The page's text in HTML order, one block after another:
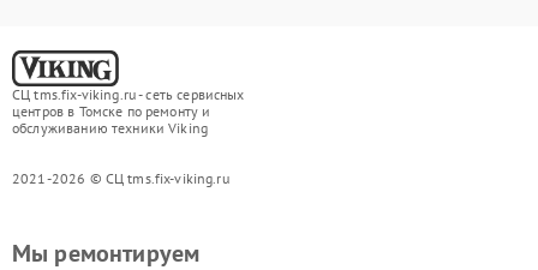
СЦ tms.fix-viking.ru - сеть сервисных
центров в Томске по ремонту и
обслуживанию техники Viking
2021-2026 © СЦ tms.fix-viking.ru
Мы ремонтируем